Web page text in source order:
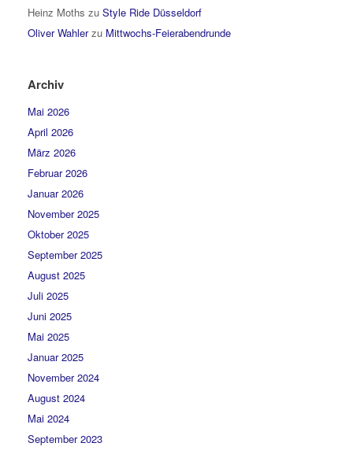
Heinz Moths zu Style Ride Düsseldorf
Oliver Wahlerzu Mittwochs-Feierabendrunde
Archiv
Mai 2026
April 2026
März 2026
Februar 2026
Januar 2026
November 2025
Oktober 2025
September 2025
August 2025
Juli 2025
Juni 2025
Mai 2025
Januar 2025
November 2024
August 2024
Mai 2024
September 2023